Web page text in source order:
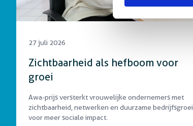
27 juli 2026
Zichtbaarheid als hefboom voor
groei
Awa-prijs versterkt vrouwelijke ondernemers met
zichtbaarheid, netwerken en duurzame bedrijfsgroei
voor meer sociale impact.